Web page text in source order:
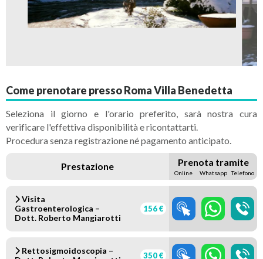
Come prenotare presso Roma Villa Benedetta
Seleziona il giorno e l'orario preferito, sarà nostra cura
verificare l'effettiva disponibilità e ricontattarti.
Procedura senza registrazione né pagamento anticipato.
Prestazione Prenota tramite
Online Telefono
Whatsapp
Visita
Gastroenterologica –
Dott. Roberto Mangiarotti
156 €
Rettosigmoidoscopia –
350 €